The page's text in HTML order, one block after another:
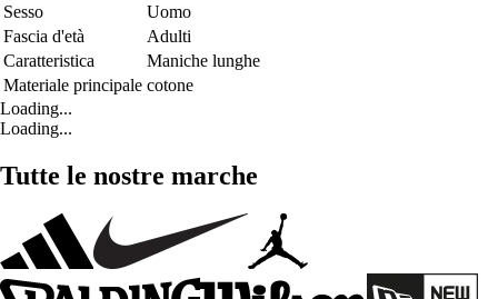
Sesso
Uomo
Fascia d'età
Adulti
Caratteristica
Maniche lunghe
Materiale principale cotone
Loading...
Loading...
Tutte le nostre marche